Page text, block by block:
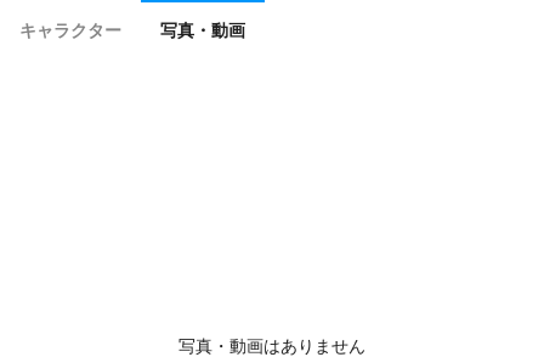
キャラクター 写真・動画
写真・動画はありません